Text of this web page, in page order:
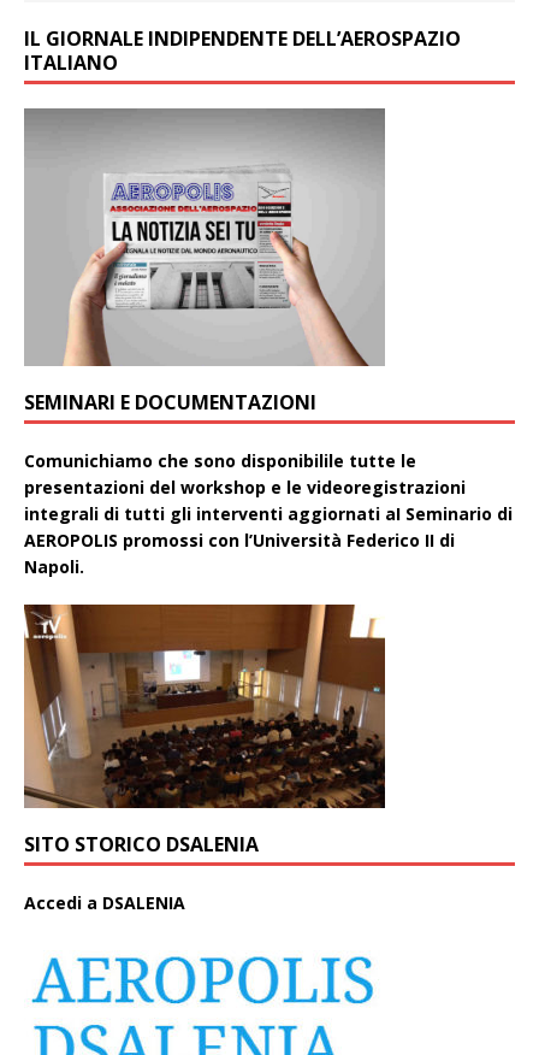
IL GIORNALE INDIPENDENTE DELL’AEROSPAZIO
ITALIANO
SEMINARI E DOCUMENTAZIONI
Comunichiamo che sono disponibilile tutte le
presentazioni del workshop e le videoregistrazioni
integrali di tutti gli interventi aggiornati aI Seminario di
AEROPOLIS promossi con l’Università Federico II di
Napoli.
SITO STORICO DSALENIA
Accedi a DSALENIA